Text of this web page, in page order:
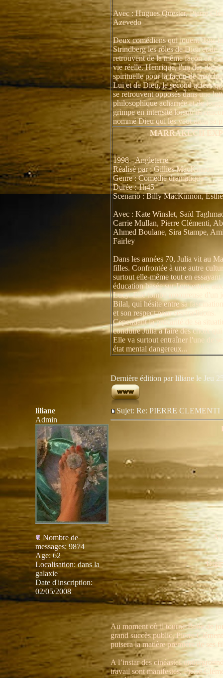
Avec : Hugues Quester, Pierre
Azevedo
Deux comédiens qui jouent dans
Strindberg les rôles de Dieu et de
retrouvent de la même façon en
vie réelle. Henrique, l'un des deux,
spirituelle pour la façon de
Lui et de Dieu, le second acteur
se retrouvent opposés dans une
philosophique acharnée et de
grimpe en intensité lorsqu'ils
nommé Dieu qui les veut dans sa
MARRAKECH
1998 - Angleterre
Réalisé par : Gillies MacKinnon
Genre : Comédie dramatique
Durée : 1h45
Scenario : Billy MacKinnon,
Avec : Kate Winslet, Saïd
Carrie Mullan, Pierre Clémenti,
Ahmed Boulane, Sira Stampe,
Fairley
Dans les années 70, Julia vit au
filles. Confrontée à une autre
surtout elle-même tout en
éducation basée sur l'ouverture
Lucy. Elle tombe amoureuse d'un
Bilal, qui hésite entre sa
et son respect pour ses traditions.
Cependant la précarité de sa
conduire Julia a faire des choix
Elle va surtout entraîner l'une de
état mental dangereux...
Dernière édition par liliane le Jeu
liliane
Admin
Nombre de
messages: 9874
Age:62
Localisation:dans la
galaxie
Date d'inscription:
02/05/2008
Sujet: Re: PIERRE
A
Au moment où il tourne Belle de
grand succès public, Pierre
puisera la matière première de ses
A l’instar des cinéastes
travail sont manifestes, Pierre